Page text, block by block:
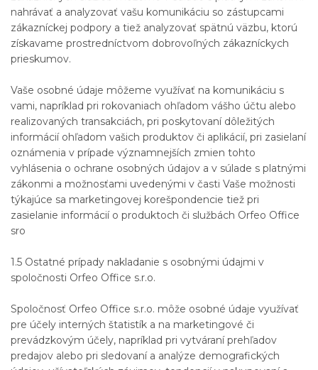
nahrávať a analyzovať vašu komunikáciu so zástupcami
zákazníckej podpory a tiež analyzovať spätnú väzbu, ktorú
získavame prostredníctvom dobrovoľných zákazníckych
prieskumov.
Vaše osobné údaje môžeme využívať na komunikáciu s
vami, napríklad pri rokovaniach ohľadom vášho účtu alebo
realizovaných transakciách, pri poskytovaní dôležitých
informácií ohľadom vašich produktov či aplikácií, pri zasielaní
oznámenia v prípade významnejších zmien tohto
vyhlásenia o ochrane osobných údajov a v súlade s platnými
zákonmi a možnosťami uvedenými v časti Vaše možnosti
týkajúce sa marketingovej korešpondencie tiež pri
zasielanie informácií o produktoch či službách Orfeo Office
sro
1.5 Ostatné prípady nakladanie s osobnými údajmi v
spoločnosti Orfeo Office s.r.o.
Spoločnosť Orfeo Office s.r.o. môže osobné údaje využívať
pre účely interných štatistík a na marketingové či
prevádzkovým účely, napríklad pri vytváraní prehľadov
predajov alebo pri sledovaní a analýze demografických